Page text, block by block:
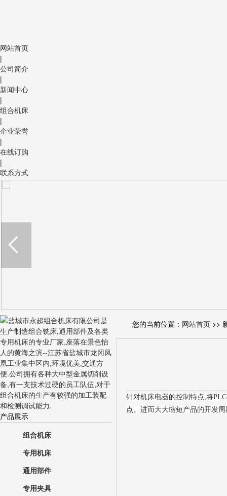
网站首页
|
公司简介
|
新闻中心
|
组合机床
|
企业荣誉
|
在线订购
|
联系方式
产品展示
组合机床
专用机床
通用部件
专用夹具
您的当前位置： 网站首页 >>
针对机床电器的控制特点,将
点。进而大大缩短产品的开发